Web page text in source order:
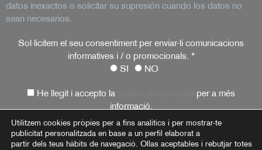
datos inexactos o solicitar su supresión cuando los datos no
sean necesarios.
Sol·licitem el seu consentiment per enviar-li comunicacions
informatives i / o promocionals. *
SI
NO
He llegit i accepto la
per a més
informació.
Utilitzem cookies pròpies per a fins analítics i per mostrar-te
publicitat personalitzada en base a un perfil elaborat a
partir dels teus hàbits de navegació. Ollas aceptables i rebutjar totes